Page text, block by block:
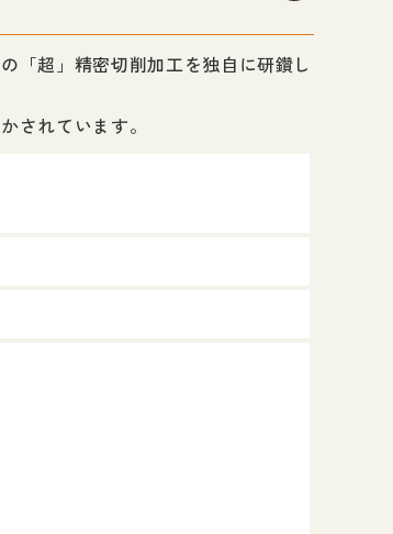
「超」精密切削加工を独自に研鑽し
されています。